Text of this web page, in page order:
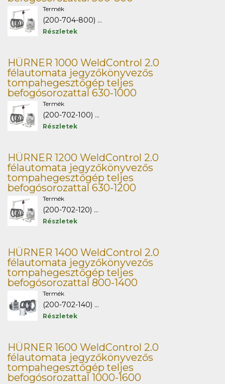
Termék
(200-704-800) ...
Részletek
HÜRNER 1000 WeldControl 2.0
félautomata jegyzőkönyvezős
tompahegesztőgép teljes
befogósorozattal 630-1000
Termék
(200-702-100) ...
Részletek
HÜRNER 1200 WeldControl 2.0
félautomata jegyzőkönyvezős
tompahegesztőgép teljes
befogósorozattal 630-1200
Termék
(200-702-120) ...
Részletek
HÜRNER 1400 WeldControl 2.0
félautomata jegyzőkönyvezős
tompahegesztőgép teljes
befogósorozattal 800-1400
Termék
(200-702-140) ...
Részletek
HÜRNER 1600 WeldControl 2.0
félautomata jegyzőkönyvezős
tompahegesztőgép teljes
befogósorozattal 1000-1600